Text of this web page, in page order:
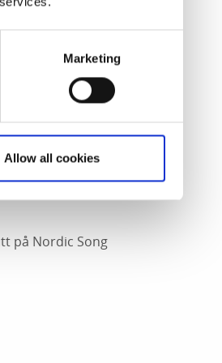
Marketing
Allow all cookies
för att bygga
och
har en
på Nordic Song